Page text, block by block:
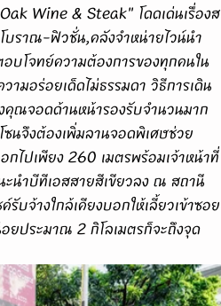
Wine & Steak" โดดเด่นเรื่องส
บราณ-ฟิวชั่น,คลังจำหน่ายไวน์นำ
บโจทย์ความต้องการของทุกคนใน
มอร่อยเด็ดไม่ธรรมดา วิธีการเดิน
ณจอดด้านหน้ารองรับจำนวนมาก
นจึงต้องเพิ่มลานจอดพิเศษช่วย
ไปเพียง 260 เมตรพร้อมเจ้าหน้าที่
นำบีทีเอสสายสีเขียวลง ณ สถานี
จ้างใกล้เคียงบอกให้เลี้ยวเข้าซอย
ประมาณ 2 กิโลเมตรก็จะถึงจุด